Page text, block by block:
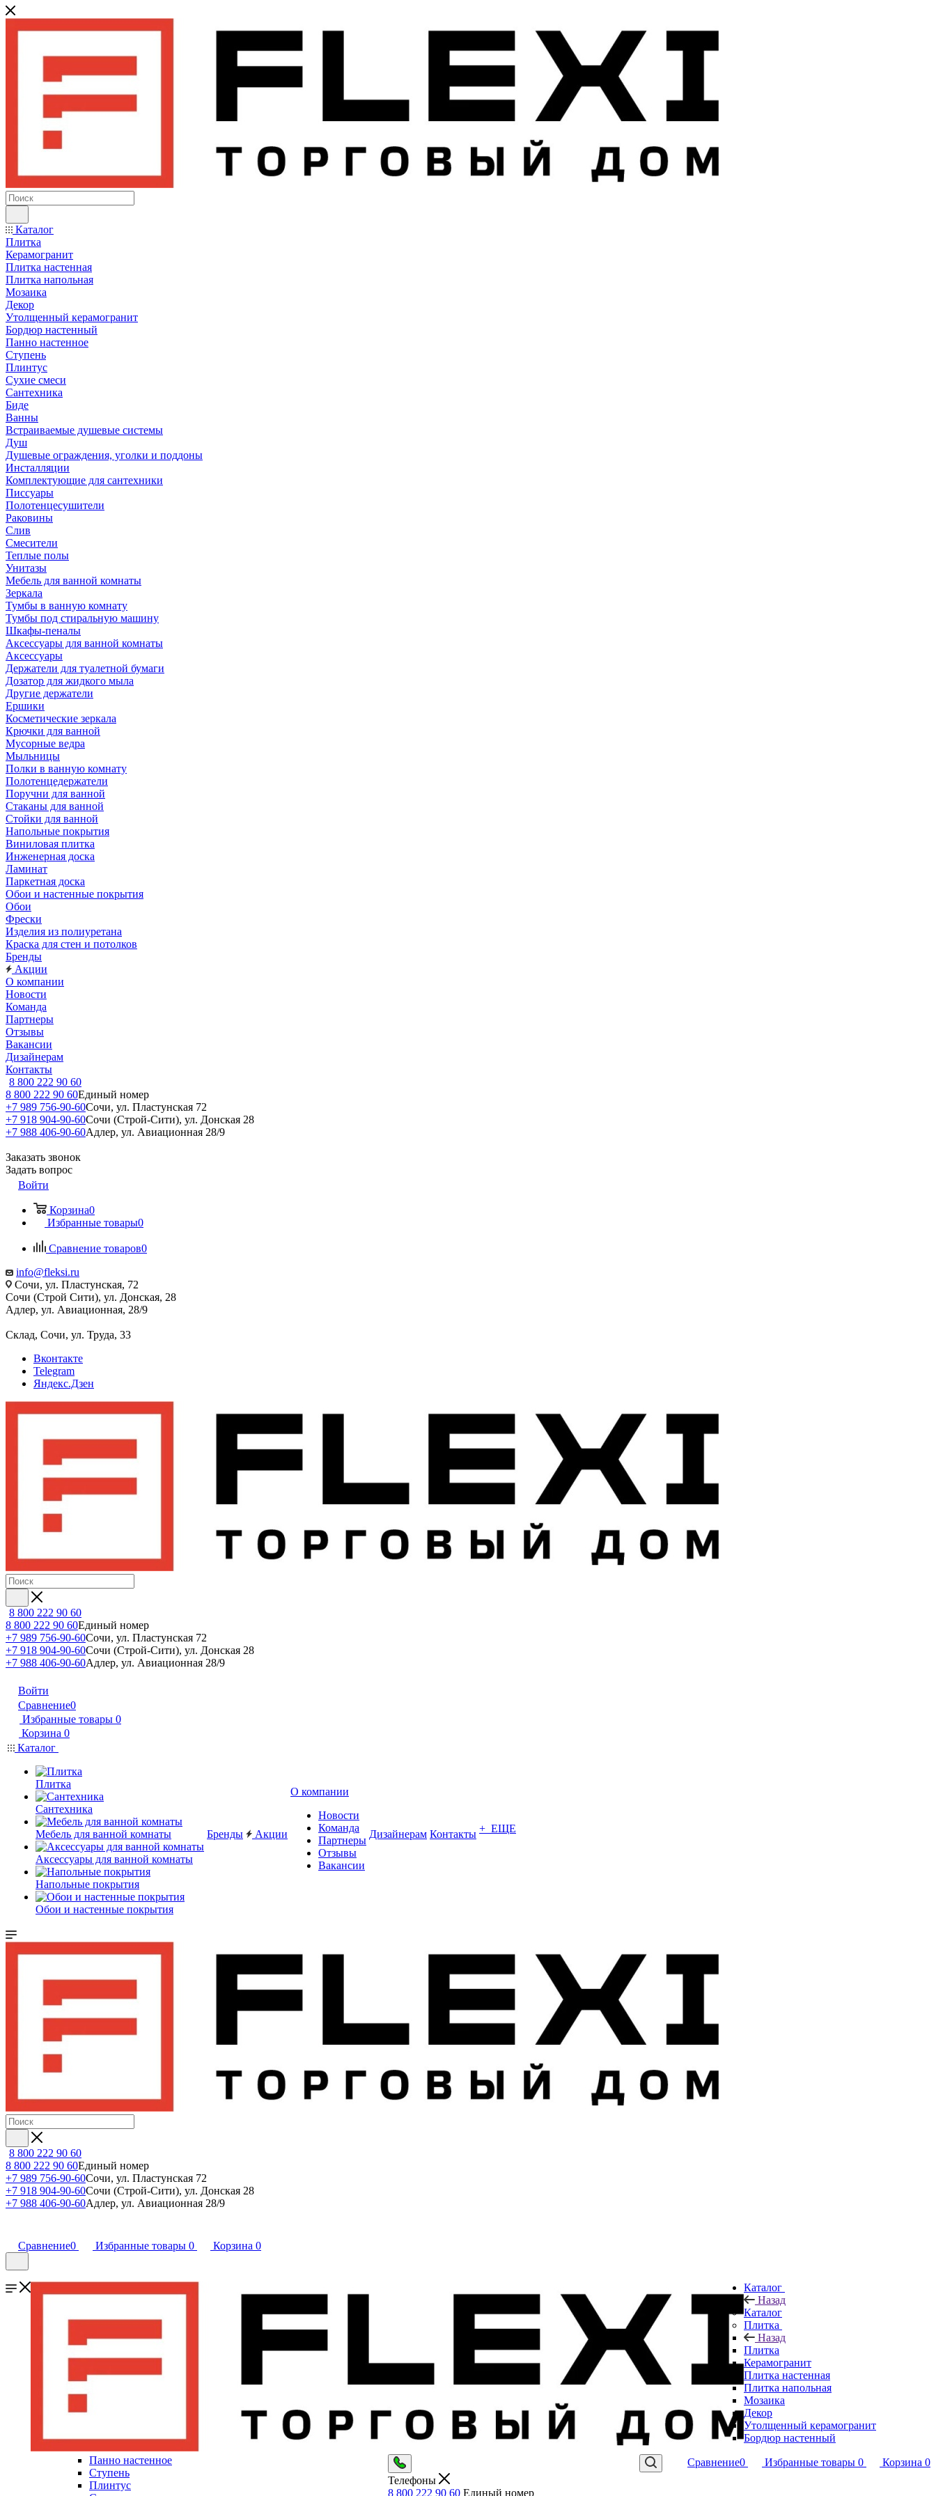
Каталог
Плитка
Керамогранит
Плитка настенная
Плитка напольная
Мозаика
Декор
Утолщенный керамогранит
Бордюр настенный
Панно настенное
Ступень
Плинтус
Сухие смеси
Сантехника
Биде
Ванны
Встраиваемые душевые системы
Душ
Душевые ограждения, уголки и поддоны
Инсталляции
Комплектующие для сантехники
Писсуары
Полотенцесушители
Раковины
Слив
Смесители
Теплые полы
Унитазы
Мебель для ванной комнаты
Зеркала
Тумбы в ванную комнату
Тумбы под стиральную машину
Шкафы-пеналы
Аксессуары для ванной комнаты
Аксессуары
Держатели для туалетной бумаги
Дозатор для жидкого мыла
Другие держатели
Ершики
Косметические зеркала
Крючки для ванной
Мусорные ведра
Мыльницы
Полки в ванную комнату
Полотенцедержатели
Поручни для ванной
Стаканы для ванной
Стойки для ванной
Напольные покрытия
Виниловая плитка
Инженерная доска
Ламинат
Паркетная доска
Обои и настенные покрытия
Обои
Фрески
Изделия из полиуретана
Краска для стен и потолков
Бренды
Акции
О компании
Новости
Команда
Партнеры
Отзывы
Вакансии
Дизайнерам
Контакты
8 800 222 90 60
8 800 222 90 60Единый номер
+7 989 756-90-60Сочи, ул. Пластунская 72
+7 918 904-90-60Сочи (Строй-Сити), ул. Донская 28
+7 988 406-90-60Адлер, ул. Авиационная 28/9
Заказать звонок
Задать вопрос
Войти
Корзина0
Избранные товары0
Сравнение товаров0
info@fleksi.ru
Сочи, ул. Пластунская, 72
Сочи (Строй Сити), ул. Донская, 28
Адлер, ул. Авиационная, 28/9
Склад, Сочи, ул. Труда, 33
Вконтакте
Telegram
Яндекс.Дзен
8 800 222 90 60
8 800 222 90 60Единый номер
+7 989 756-90-60Сочи, ул. Пластунская 72
+7 918 904-90-60Сочи (Строй-Сити), ул. Донская 28
+7 988 406-90-60Адлер, ул. Авиационная 28/9
Войти
Сравнение0
Избранные товары 0
Корзина 0
Каталог
Плитка
Сантехника
Мебель для ванной комнаты
Аксессуары для ванной комнаты
Напольные покрытия
Обои и настенные покрытия
Бренды Акции
О компании
Новости
Команда
Партнеры
Отзывы
Вакансии
Дизайнерам Контакты + ЕЩЕ
8 800 222 90 60
8 800 222 90 60Единый номер
+7 989 756-90-60Сочи, ул. Пластунская 72
+7 918 904-90-60Сочи (Строй-Сити), ул. Донская 28
+7 988 406-90-60Адлер, ул. Авиационная 28/9
Сравнение0 Избранные товары 0 Корзина 0
Сравнение0 Избранные товары 0 Корзина 0
Телефоны
8 800 222 90 60 Единый номер
Каталог
Назад
Каталог
Плитка
Назад
Плитка
Керамогранит
Плитка настенная
Плитка напольная
Мозаика
Декор
Утолщенный керамогранит
Бордюр настенный
Панно настенное
Ступень
Плинтус